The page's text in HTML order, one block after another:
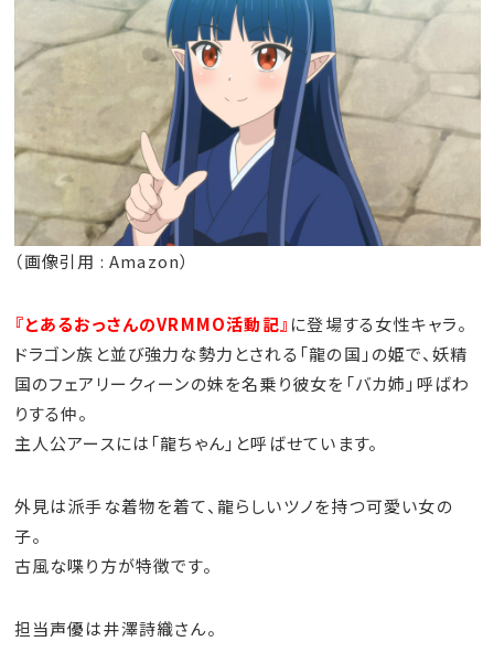
（画像引用 : Amazon）
『とあるおっさんのVRMMO活動記』 に登場する女性キャラ。
ドラゴン族と並び強力な勢力とされる「龍の国」の姫で、妖精
国のフェアリークィーンの妹を名乗り彼女を「バカ姉」呼ばわ
りする仲。
主人公アースには「龍ちゃん」と呼ばせています。
外見は派手な着物を着て、龍らしいツノを持つ可愛い女の
子。
古風な喋り方が特徴です。
担当声優は井澤詩織さん。